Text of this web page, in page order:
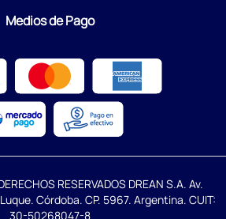
Medios de Pago
RESERVADOS DREAN S.A. Av.
Córdoba. CP. 5967. Argentina. CUIT:
30-50268047-8